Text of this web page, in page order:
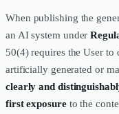
When publishing the
an AI system under
50(4) requires the User to
artificially generated or
clearly and
first exposureto the